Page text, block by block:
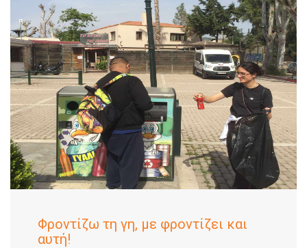
Φροντίζω τη γη, με φροντίζει και
αυτή!